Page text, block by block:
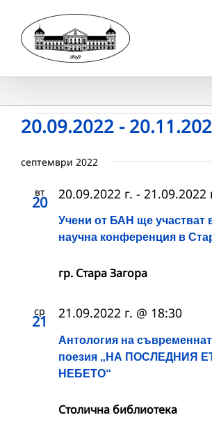
content
Събития
20.09.2022 -
date.
септември 2022
вт
20
Учени от БАН ще участват
научна конференция в
20.09.2022 г. - 21.09.2022
гр. Стара Загора
ср
21
Антология на
поезия „НА ПОСЛЕДНИЯ
НЕБЕТО“
21.09.2022 г. @ 18:30
Столична библиотека